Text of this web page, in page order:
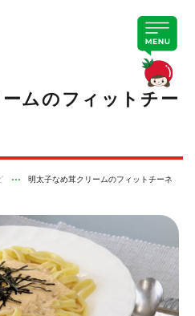
ムのフィットチー
明太子なめ茸クリームのフィットチーネ